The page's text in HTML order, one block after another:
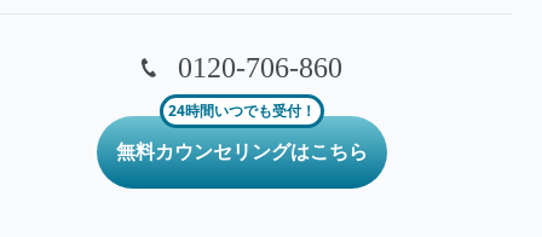
0120-706-860
24時間いつでも受付！
無料カウンセリングはこちら